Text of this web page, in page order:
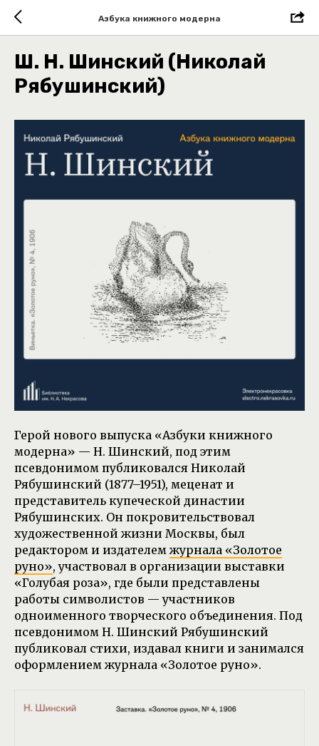
Азбука книжного модерна
Ш. Н. Шинский (Николай
Рябушинский)
Герой нового выпуска «Азбуки книжного
модерна» — Н. Шинский, под этим
псевдонимом публиковался Николай
Рябушинский (1877–1951), меценат и
представитель купеческой династии
Рябушинских. Он покровительствовал
художественной жизни Москвы, был
редактором и издателемжурнала «Золотое
руно», участвовал в организации выставки
«Голубая роза», где были представлены
работы символистов — участников
одноименного творческого объединения. Под
псевдонимом Н. Шинский Рябушинский
публиковал стихи, издавал книги и занимался
оформлением журнала «Золотое руно».